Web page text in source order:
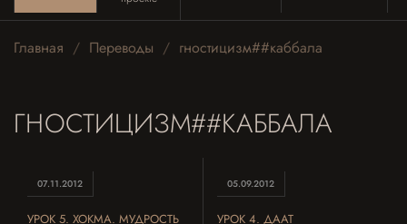
Главная Переводы гностицизм##каббала
ГНОСТИЦИЗМ##КАББАЛА
07.11.2012
УРОК 5. ХОКМА. МУДРОСТЬ
05.09.2012
УРОК 4. ДААТ